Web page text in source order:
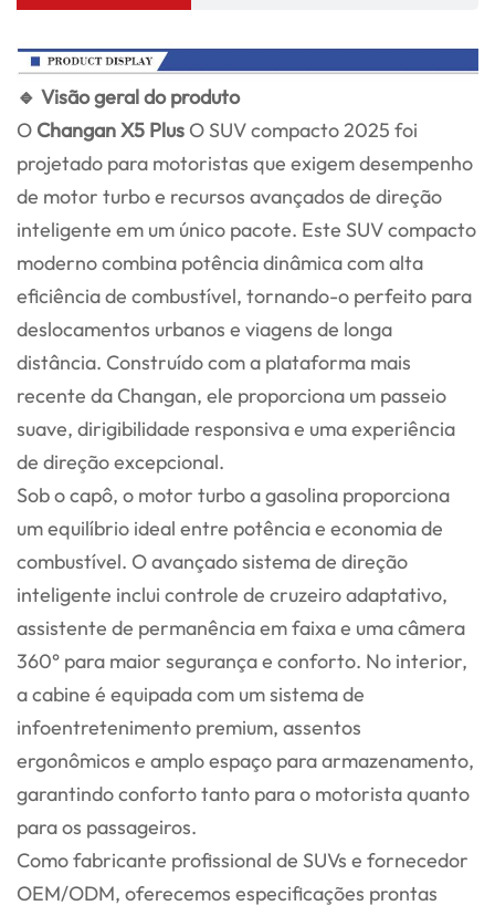
🔹 Visão geral do produto
O Changan X5 Plus O SUV compacto 2025 foi
projetado para motoristas que exigem desempenho
de motor turbo e recursos avançados de direção
inteligente em um único pacote. Este SUV compacto
moderno combina potência dinâmica com alta
eficiência de combustível, tornando-o perfeito para
deslocamentos urbanos e viagens de longa
distância. Construído com a plataforma mais
recente da Changan, ele proporciona um passeio
suave, dirigibilidade responsiva e uma experiência
de direção excepcional.
Sob o capô, o motor turbo a gasolina proporciona
um equilíbrio ideal entre potência e economia de
combustível. O avançado sistema de direção
inteligente inclui controle de cruzeiro adaptativo,
assistente de permanência em faixa e uma câmera
360° para maior segurança e conforto. No interior,
a cabine é equipada com um sistema de
infoentretenimento premium, assentos
ergonômicos e amplo espaço para armazenamento,
garantindo conforto tanto para o motorista quanto
para os passageiros.
Como fabricante profissional de SUVs e fornecedor
OEM/ODM, oferecemos especificações prontas